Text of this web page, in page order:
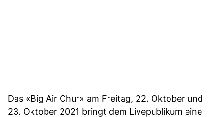
Das «Big Air Chur» am Freitag, 22. Oktober und
23. Oktober 2021 bringt dem Livepublikum eine